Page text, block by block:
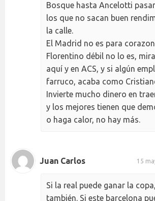
Bosque hasta Ancelotti
los que no sacan buen
la calle.
El Madrid no es para
Florentino débil no lo es,
aquí y en ACS, y si algún
farruco, acaba como
Invierte mucho dinero en
y los mejores tienen que
o haga calor, no hay más.
Juan Carlos 15
Si la real puede ganar la
también. Si este barcelona